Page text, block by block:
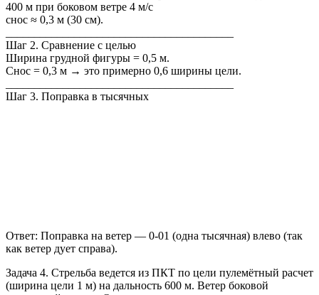
400 м при боковом ветре 4 м/с
снос ≈ 0,3 м (30 см).
Шаг 2. Сравнение с целью
Ширина грудной фигуры = 0,5 м.
Снос = 0,3 м → это примерно 0,6 ширины цели.
Шаг 3. Поправка в тысячных
Ответ: Поправка на ветер — 0-01 (одна тысячная) влево (так
как ветер дует справа).
Задача 4. Стрельба ведется из ПКТ по цели пулемётный расчет
(ширина цели 1 м) на дальность 600 м. Ветер боковой